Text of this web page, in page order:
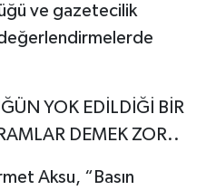
ve gazetecilik
YOK EDİLDİĞİ BİR
DEMEK ZOR..
Aksu, “Basın